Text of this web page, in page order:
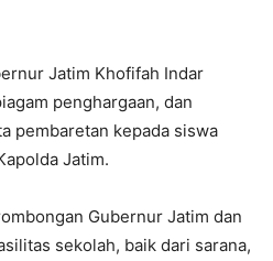
Jatim Khofifah Indar
penghargaan, dan
pembaretan kepada siswa
Jatim.
Gubernur Jatim dan
sekolah, baik dari sarana,